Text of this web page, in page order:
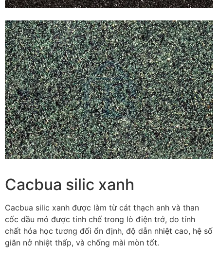
Cacbua silic xanh
Cacbua silic xanh được làm từ cát thạch anh và than
cốc dầu mỏ được tinh chế trong lò điện trở, do tính
chất hóa học tương đối ổn định, độ dẫn nhiệt cao, hệ số
giãn nở nhiệt thấp, và chống mài mòn tốt.